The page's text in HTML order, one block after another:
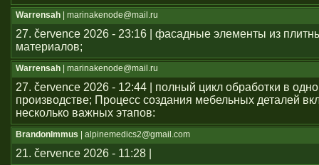
Warrensah | marinakenode@mail.ru
27. července 2026 - 23:16 | фасадные элементы из
материалов;
Warrensah | marinakenode@mail.ru
27. července 2026 - 12:44 | полный цикл обработки в
производстве; Процесс создания мебельных деталей
несколько важных этапов:
BrandonImmus | alpinemedics2@gmail.com
21. července 2026 - 11:28 |